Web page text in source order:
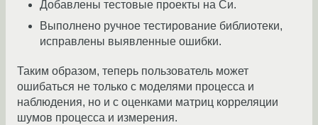
Добавлены тестовые проекты на Си.
Выполнено ручное тестирование библиотеки,
исправлены выявленные ошибки.
Таким образом, теперь пользователь может
ошибаться не только с моделями процесса и
наблюдения, но и с оценками матриц корреляции
шумов процесса и измерения.